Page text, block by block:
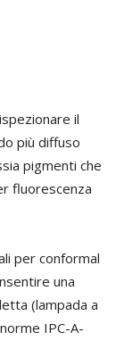
il
più diffuso
pigmenti che
fluorescenza
per conformal
una
(lampada a
IPC-A-